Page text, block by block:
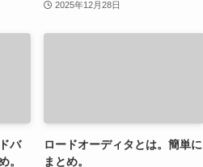
2025年12月28日
バ
。
ロードオーディタとは。簡単に
まとめ。